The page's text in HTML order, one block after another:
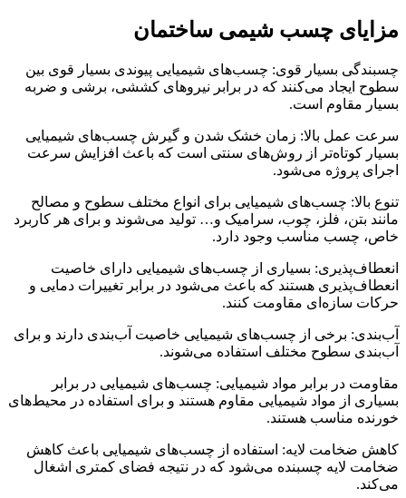
مزایای چسب شیمی ساختمان
چسبندگی بسیار قوی: چسب‌های شیمیایی پیوندی بسیار قوی بین
سطوح ایجاد می‌کنند که در برابر نیروهای کششی، برشی و ضربه
بسیار مقاوم است.
سرعت عمل بالا: زمان خشک شدن و گیرش چسب‌های شیمیایی
بسیار کوتاه‌تر از روش‌های سنتی است که باعث افزایش سرعت
اجرای پروژه می‌شود.
تنوع بالا: چسب‌های شیمیایی برای انواع مختلف سطوح و مصالح
مانند بتن، فلز، چوب، سرامیک و… تولید می‌شوند و برای هر کاربرد
خاص، چسب مناسب وجود دارد.
انعطاف‌پذیری: بسیاری از چسب‌های شیمیایی دارای خاصیت
انعطاف‌پذیری هستند که باعث می‌شود در برابر تغییرات دمایی و
حرکات سازه‌ای مقاومت کنند.
آب‌بندی: برخی از چسب‌های شیمیایی خاصیت آب‌بندی دارند و برای
آب‌بندی سطوح مختلف استفاده می‌شوند.
مقاومت در برابر مواد شیمیایی: چسب‌های شیمیایی در برابر
بسیاری از مواد شیمیایی مقاوم هستند و برای استفاده در محیط‌های
خورنده مناسب هستند.
کاهش ضخامت لایه: استفاده از چسب‌های شیمیایی باعث کاهش
ضخامت لایه چسبنده می‌شود که در نتیجه فضای کمتری اشغال
می‌کند.